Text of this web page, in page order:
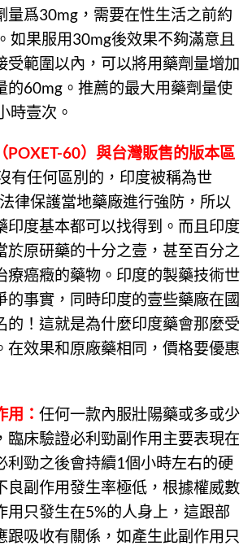
量爲30mg，需要在性生活之前約
如果服用30mg後效果不夠滿意且
受範圍以內，可以將用藥劑量增加
的60mg。推薦的最大用藥劑量使
時壹次。
（POXET-60）與台灣販售的版本區
有任何區別的，印度被稱為世
法律保護當地藥廠進行強防，所以
印度基本都可以找得到。而且印度
於原研藥的十分之壹，甚至百分之
療癌癥的藥物。印度的製藥技術世
的事實，同時印度的壹些藥廠在國
的！這就是為什麼印度藥會那麼受
在效果和原廠藥相同，價格要優惠
用 ： 任何一款內服壯陽藥或多或少
臨床驗證必利勁副作用主要表現在
利勁之後會持續1個小時左右的硬
良副作用發生率極低，根據權威數
用只發生在5%的人身上，這跟部
跟吸收有關係，如產生此副作用只